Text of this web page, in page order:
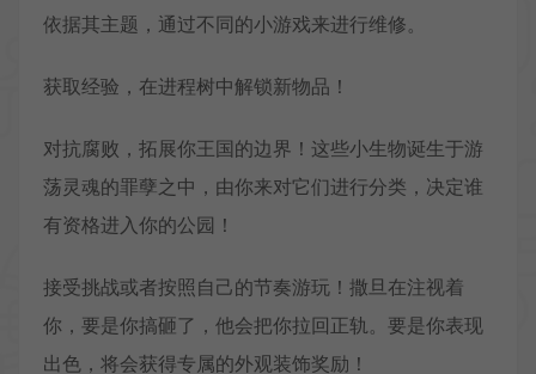
依据其主题，通过不同的小游戏来进行维修。
获取经验，在进程树中解锁新物品！
对抗腐败，拓展你王国的边界！这些小生物诞生于游
荡灵魂的罪孽之中，由你来对它们进行分类，决定谁
有资格进入你的公园！
接受挑战或者按照自己的节奏游玩！撒旦在注视着
你，要是你搞砸了，他会把你拉回正轨。要是你表现
出色，将会获得专属的外观装饰奖励！